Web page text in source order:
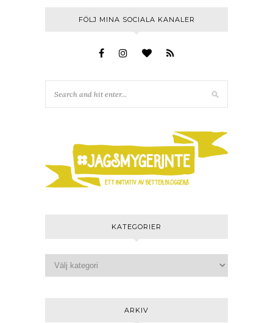
FÖLJ MINA SOCIALA KANALER
KATEGORIER
ARKIV